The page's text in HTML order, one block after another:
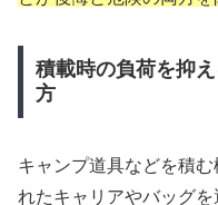
積載時の負荷を抑
方
キャンプ道具などを積
れたキャリアやバッグを